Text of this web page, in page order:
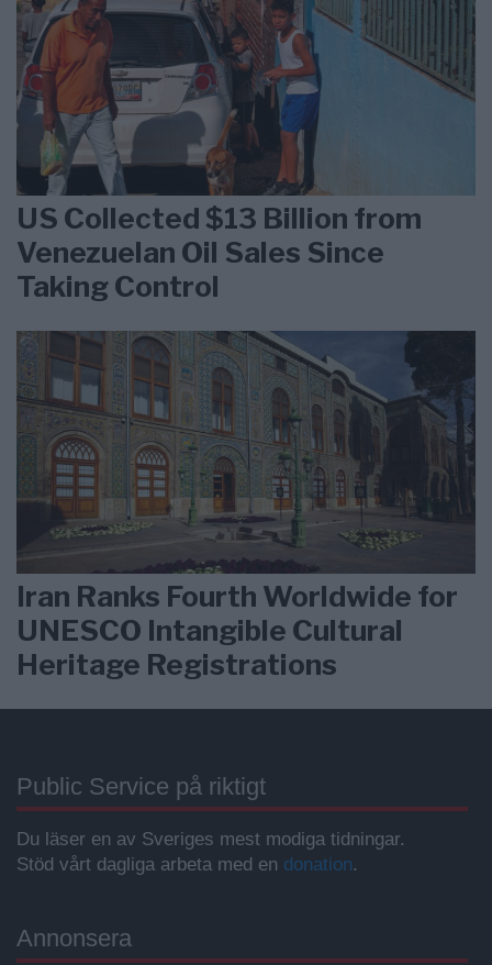
US Collected $13 Billion from
Venezuelan Oil Sales Since
Taking Control
Iran Ranks Fourth Worldwide for
UNESCO Intangible Cultural
Heritage Registrations
Public Service på riktigt
Du läser en av Sveriges mest modiga tidningar.
Stöd vårt dagliga arbeta med en donation.
Annonsera